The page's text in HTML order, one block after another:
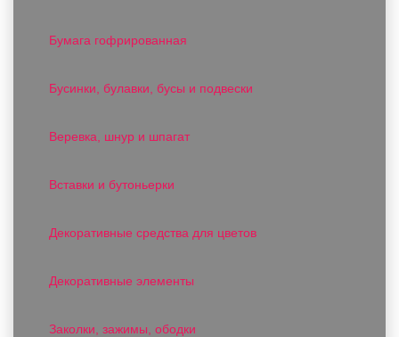
Бумага гофрированная
Бусинки, булавки, бусы и подвески
Веревка, шнур и шпагат
Вставки и бутоньерки
Декоративные средства для цветов
Декоративные элементы
Заколки, зажимы, ободки